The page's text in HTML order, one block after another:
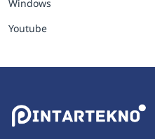
Windows
Youtube